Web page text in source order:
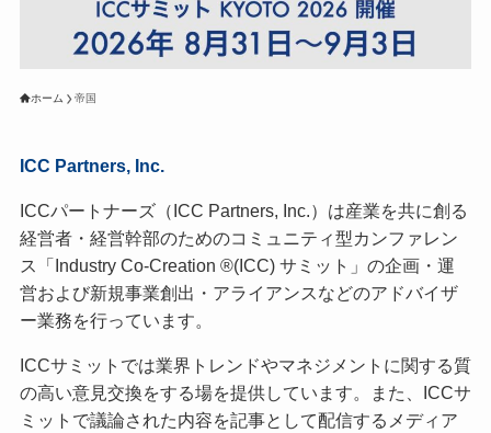
ホーム 帝国
ICC Partners, Inc.
ICCパートナーズ（ICC Partners, Inc.）は産業を共に創る
経営者・経営幹部のためのコミュニティ型カンファレン
ス「Industry Co-Creation ®(ICC) サミット」の企画・運
営および新規事業創出・アライアンスなどのアドバイザ
ー業務を行っています。
ICCサミットでは業界トレンドやマネジメントに関する質
の高い意見交換をする場を提供しています。また、ICCサ
ミットで議論された内容を記事として配信するメディア